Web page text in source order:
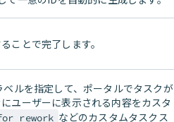
ことで完了します。
ルを指定して、ポータルでタスクが
ユーザーに表示される内容をカスタ
rework などのカスタムタスクス